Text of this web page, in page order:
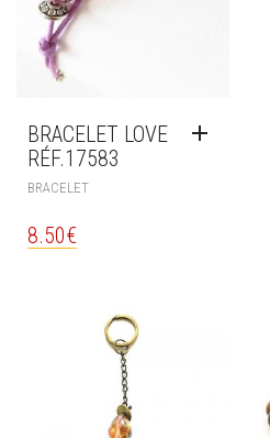
BRACELET LOVE
RÉF.17583
BRACELET
8.50€